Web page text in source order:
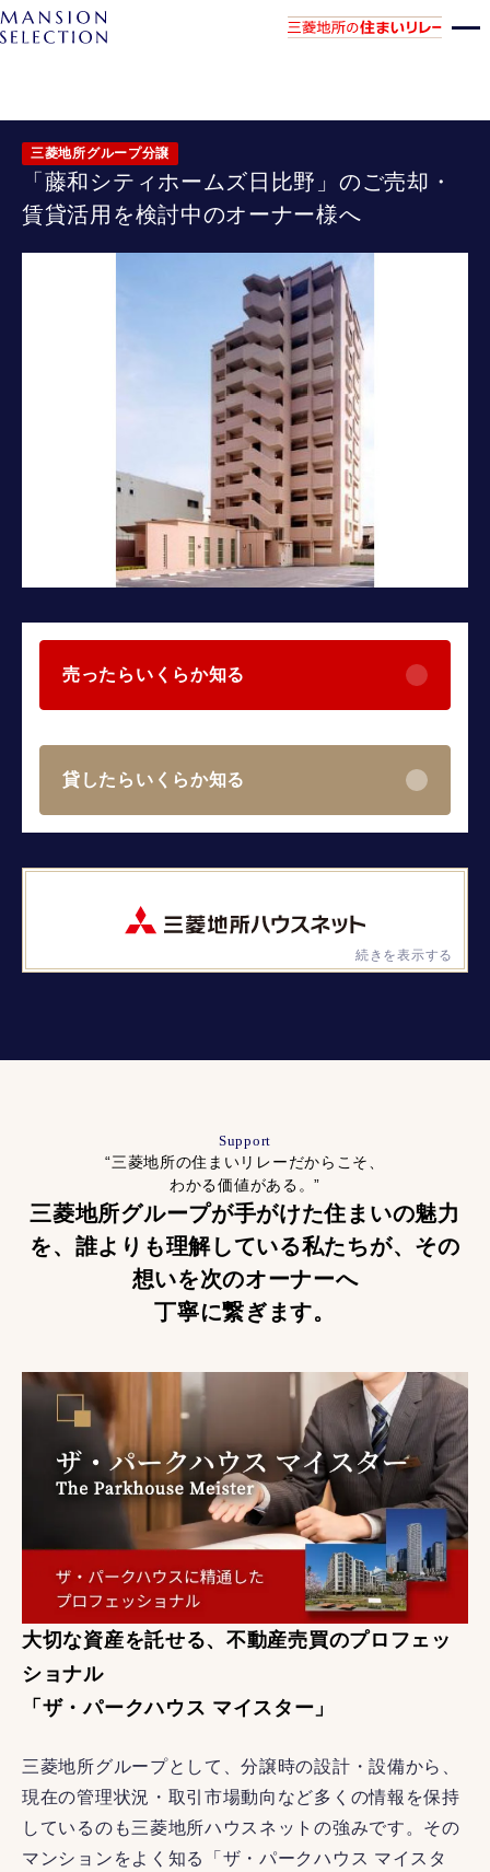
三菱地所グループ分譲
「藤和シティホームズ日比野」のご売却・
賃貸活用を検討中のオーナー様へ
売ったらいくらか知る
貸したらいくらか知る
続きを表示する
Support
“三菱地所の住まいリレーだからこそ、
わかる価値がある。”
三菱地所グループが手がけた住まいの魅力
を、 誰よりも理解している私たちが、 その
想いを次のオーナーへ
丁寧に繋ぎます。
大切な資産を託せる、不動産売買のプロフェッ
ショナル
「ザ・パークハウス マイスター」
三菱地所グループとして、分譲時の設計・設備から、
現在の管理状況・取引市場動向など多くの情報を保持
しているのも三菱地所ハウスネットの強みです。その
マンションをよく知る「ザ・パークハウス マイスタ